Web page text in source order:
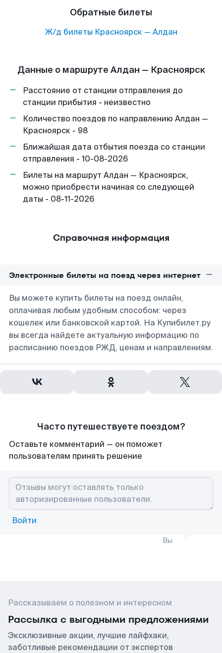
Обратные билеты
Ж/д билеты Красноярск— Алдан
Данные о маршруте Алдан — Красноярск
Расстояние от станции отправления до
станции прибытия - неизвестно
Количество поездов по направлению Алдан —
Красноярск - 98
Ближайшая дата отбытия поезда со станции
отправления - 10-08-2026
Билеты на маршрут Алдан — Красноярск,
можно приобрести начиная со следующей
даты - 08-11-2026
Справочная информация
Электронные билеты на поезд через интернет
Вы можете купить билеты на поезд онлайн,
оплачивая любым удобным способом: через
кошелек или банковской картой. На Купибилет.ру
вы всегда найдете актуальную информацию по
расписанию поездов РЖД, ценам и направлениям.
Часто путешествуете поездом?
Оставьте комментарий — он поможет
пользователям принять решение
Войти
Вы
Рассказываем о полезном и интересном
Рассылка с выгодными предложениями
Эксклюзивные акции, лучшие лайфхаки,
заботливые рекомендации от экспертов